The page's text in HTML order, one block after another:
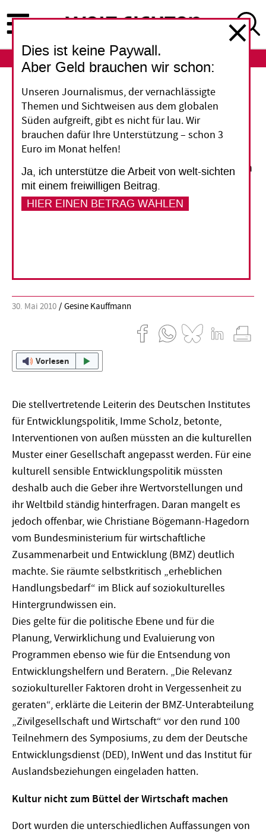
zum
Inhalt
ABO
Auch die Geber sollten ihr Weltbild
hinterfragen
Mit der Kenntnis kultureller Normen und Werte
in Entwicklungsländern ist es in der deutschen
Entwicklungszusammenarbeit nicht zum Besten
bestellt. Das wurde bei einem Symposium zum
Thema „Kultur und globale Entwicklung“
30. Mai 2010 Gesine Kauffmann
Vorlesen
Die stellvertretende Leiterin des Deutschen Institutes
für Entwicklungspolitik, Imme Scholz, betonte,
Interventionen von außen müssten an die kulturellen
Muster einer Gesellschaft angepasst werden. Für eine
kulturell sensible Entwicklungspolitik müssten
deshalb auch die Geber ihre Wertvorstellungen und
ihr Weltbild ständig hinterfragen. Daran mangelt es
jedoch offenbar, wie Christiane Bögemann-Hagedorn
vom Bundesministerium für wirtschaftliche
Zusammenarbeit und Entwicklung (BMZ) deutlich
machte. Sie räumte selbstkritisch „erheblichen
Handlungsbedarf“ im Blick auf soziokulturelles
Hintergrundwissen ein.
Dies gelte für die politische Ebene und für die
Planung, Verwirklichung und Evaluierung von
Programmen ebenso wie für die Entsendung von
Entwicklungshelfern und Beratern. „Die Relevanz
soziokultureller Faktoren droht in Vergessenheit zu
geraten“, erklärte die Leiterin der BMZ-Unterabteilung
„Zivilgesellschaft und Wirtschaft“ vor den rund 100
Teilnehmern des Symposiums, zu dem der Deutsche
Entwicklungsdienst (DED), InWent und das Institut für
Auslandsbeziehungen eingeladen hatten.
Kultur nicht zum Büttel der Wirtschaft machen
Dort wurden die unterschiedlichen Auffassungen von
Dies ist keine Paywall.
Aber Geld brauchen wir schon:
Unseren Journalismus, der vernachlässigte
Themen und Sichtweisen aus dem globalen
Süden aufgreift, gibt es nicht für lau. Wir
brauchen dafür Ihre Unterstützung – schon 3
Euro im Monat helfen!
Ja, ich unterstütze die Arbeit von welt-sichten
mit einem freiwilligen Beitrag.
HIER EINEN BETRAG WÄHLEN